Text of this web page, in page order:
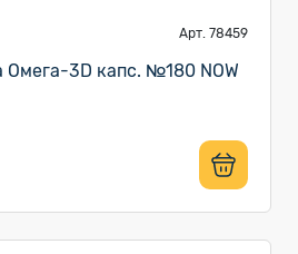
Арт. 78459
Омега-3D капс. №180 NOW